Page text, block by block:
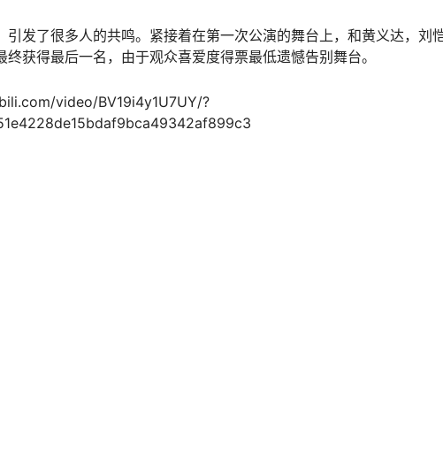
发了很多人的共鸣。紧接着在第一次公演的舞台上，和黄义达，刘
获得最后一名，由于观众喜爱度得票最低遗憾告别舞台。
video/BV19i4y1U7UY/?